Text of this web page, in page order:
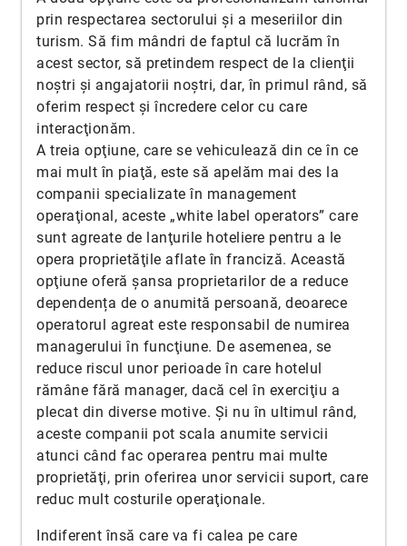
prin respectarea sectorului şi a meseriilor din
turism. Să fim mândri de faptul că lucrăm în
acest sector, să pretindem respect de la clienţii
noştri şi angajatorii noștri, dar, în primul rând, să
oferim respect şi încredere celor cu care
interacţionăm.
A treia opţiune, care se vehiculează din ce în ce
mai mult în piaţă, este să apelăm mai des la
companii specializate în management
operaţional, aceste „white label operators” care
sunt agreate de lanţurile hoteliere pentru a le
opera proprietăţile aflate în franciză. Această
opţiune oferă şansa proprietarilor de a reduce
dependența de o anumită persoană, deoarece
operatorul agreat este responsabil de numirea
managerului în funcţiune. De asemenea, se
reduce riscul unor perioade în care hotelul
rămâne fără manager, dacă cel în exerciţiu a
plecat din diverse motive. Şi nu în ultimul rând,
aceste companii pot scala anumite servicii
atunci când fac operarea pentru mai multe
proprietăţi, prin oferirea unor servicii suport, care
reduc mult costurile operaţionale.
Indiferent însă care va fi calea pe care